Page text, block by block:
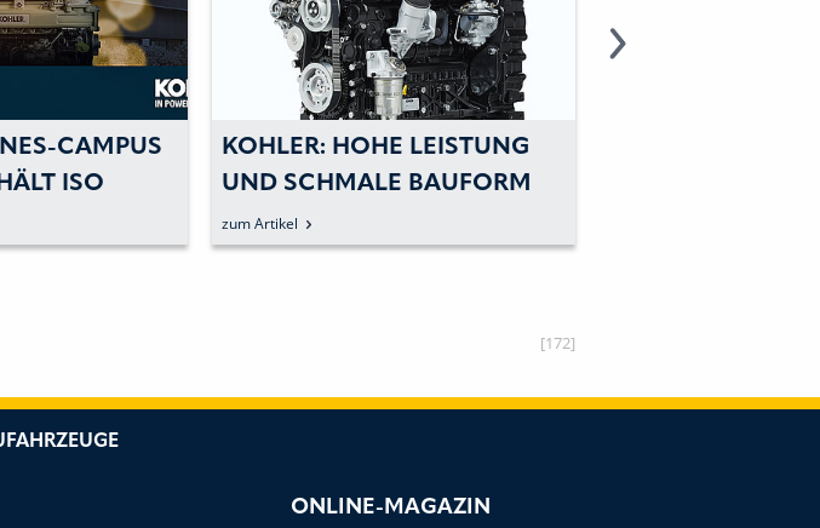
CAMPUS
ISO
KOHLER: HOHE LEISTUNG
UND SCHMALE BAUFORM
VERBINDEN
zum Artikel
[172]
ONLINE-MAGAZIN